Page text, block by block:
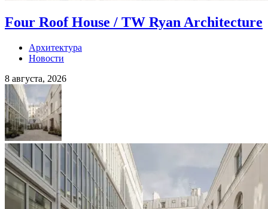
Four Roof House / TW Ryan Architecture
Архитектура
Новости
8 августа, 2026